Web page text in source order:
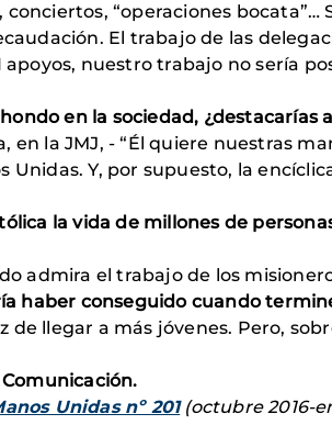
“operaciones
El trabajo de las
apoyos, nuestro trabajo no sería
en la sociedad, ¿destacarías
en la JMJ, - “Él quiere nuestras
Y, por supuesto, la
la vida de millones de
admira el trabajo de los
haber conseguido cuando
de llegar a más jóvenes. Pero,
Unidas nº 201(octubre 2016-